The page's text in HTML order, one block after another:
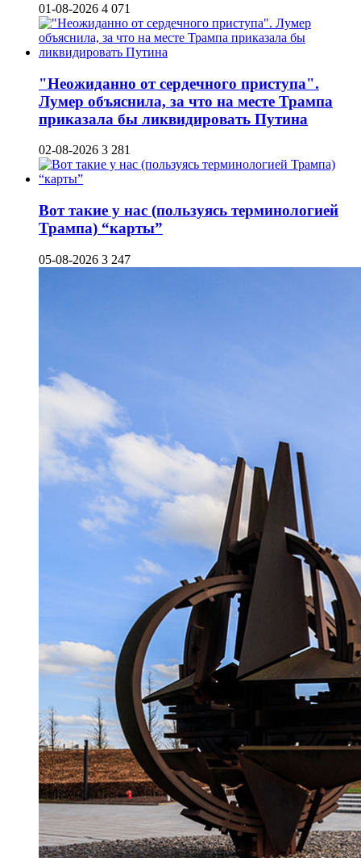
01-08-2026 4 071
"Неожиданно от сердечного приступа".
Лумер объяснила, за что на месте Трампа
приказала бы ликвидировать Путина
02-08-2026 3 281
Вот такие у нас (пользуясь терминологией
Трампа) “карты”
05-08-2026 3 247